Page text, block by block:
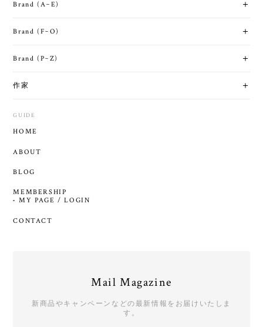
Brand (A~E)
Brand (F~O)
Brand (P~Z)
作家
GUIDE
HOME
ABOUT
BLOG
MEMBERSHIP
MY PAGE / LOGIN
CONTACT
Mail Magazine
新商品やキャンペーンなどの最新情報をお届けいたしま
す。